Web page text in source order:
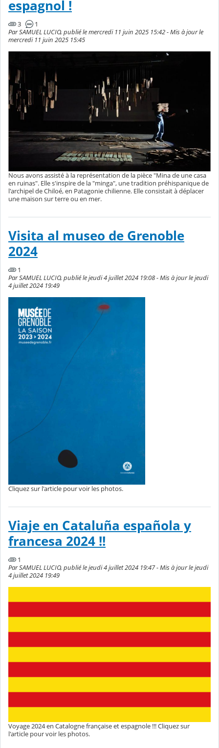
espagnol !
3
1
Par SAMUEL LUCIO, publié le mercredi 11 juin 2025 15:42 - Mis à jour le
mercredi 11 juin 2025 15:45
Nous avons assisté à la représentation de la pièce "Mina de une casa
en ruinas". Elle s'inspire de la "minga", une tradition préhispanique de
l'archipel de Chiloé, en Patagonie chilienne. Elle consistait à déplacer
une maison sur terre ou en mer.
Visita al museo de Grenoble
2024
1
Par SAMUEL LUCIO, publié le jeudi 4 juillet 2024 19:08 - Mis à jour le jeudi
4 juillet 2024 19:49
Cliquez sur l'article pour voir les photos.
Viaje en Cataluña española y
francesa 2024 !!
1
Par SAMUEL LUCIO, publié le jeudi 4 juillet 2024 19:47 - Mis à jour le jeudi
4 juillet 2024 19:49
Voyage 2024 en Catalogne française et espagnole !!! Cliquez sur
l'article pour voir les photos.